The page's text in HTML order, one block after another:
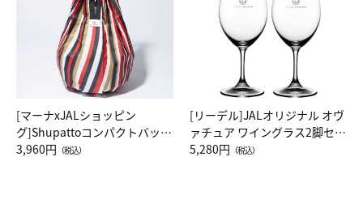
[マーナxJALショッピン
グ]Shupattoコンパクトバッグ
Drop JAL客室乗務員（LC）ス
3,960円 （税込）
[リーデル]JALオリジナル オヴ
ァチュア ワイングラス2脚セッ
ト（レッドワイン）
5,280円 （税込）